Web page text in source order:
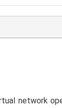
network